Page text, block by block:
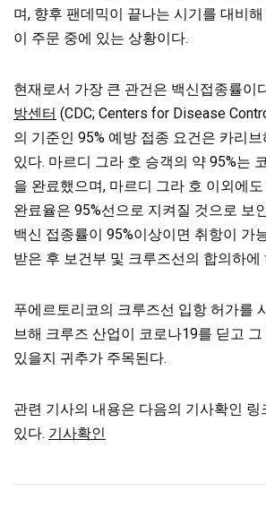
며, 향후 팬데믹이 끝나는 시기를 대비
이 주문 중에 있는 상황이다.
현재로서 가장 큰 관건은 백신접종률이
방센터 (CDC; Centers for Disease
의 기준인 95% 예방 접종 요건은 카리
있다. 마르디 그라 호 승객의 약 95%는
을 완료했으며, 마르디 그라 호 이외에
완료율은 95%선으로 지켜질 것으로 보
백신 접종률이 95%이상이면 취항이 가
받은 후 보건부 및 크루즈선의 합의하에
푸에르토리코의 크루즈선 입항 허가를
브해 크루즈 산업이 코로나19를 딛고
있을지 귀추가 주목된다.
관련 기사의 내용은 다음의 기사확인 링
있다. 기사확인